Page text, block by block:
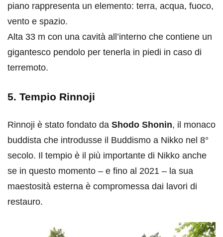
piano rappresenta un elemento: terra, acqua, fuoco,
vento e spazio.
Alta 33 m con una cavità all’interno che contiene un
gigantesco pendolo per tenerla in piedi in caso di
terremoto.
5. Tempio Rinnoji
Rinnoji è stato fondato da Shodo Shonin, il monaco
buddista che introdusse il Buddismo a Nikko nel 8°
secolo. Il tempio è il più importante di Nikko anche
se in questo momento – e fino al 2021 – la sua
maestosità esterna è compromessa dai lavori di
restauro.